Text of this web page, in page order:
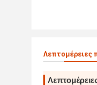
Λεπτομέρειες